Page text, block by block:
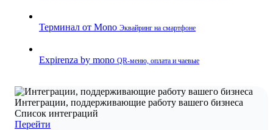
Терминал от Mono Эквайринг на смартфоне
Expirenza by mono QR‑меню, оплата и чаевые
Интеграции, поддерживающие работу вашего бизнеса
Список интеграций
Перейти